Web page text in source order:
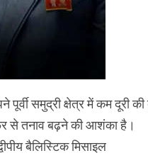
समुद्री क्षेत्र में कम दूरी की
से तनाव बढ़ने की आशंका है।
बैलिस्टिक मिसाइल